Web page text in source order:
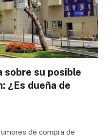
sobre su posible
¿Es dueña de
de compra de